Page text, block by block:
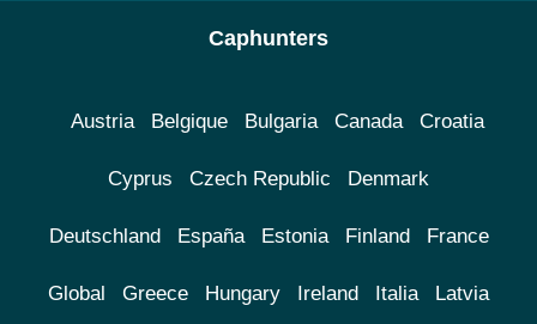
Caphunters
Austria Belgique Bulgaria Canada Croatia
Cyprus Czech Republic Denmark
Deutschland España Estonia Finland France
Global Greece Hungary Ireland Italia Latvia